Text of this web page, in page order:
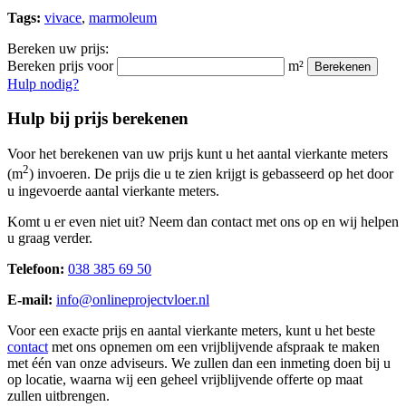
Tags: vivace, marmoleum
Bereken uw prijs:
Bereken prijs voor
m² Berekenen
Hulp nodig?
Hulp bij prijs berekenen
Voor het berekenen van uw prijs kunt u het aantal vierkante meters
(m2) invoeren. De prijs die u te zien krijgt is gebasseerd op het door
u ingevoerde aantal vierkante meters.
Komt u er even niet uit? Neem dan contact met ons op en wij helpen
u graag verder.
Telefoon: 038 385 69 50
E-mail: info@onlineprojectvloer.nl
Voor een exacte prijs en aantal vierkante meters, kunt u het beste
contact met ons opnemen om een vrijblijvende afspraak te maken
met één van onze adviseurs. We zullen dan een inmeting doen bij u
op locatie, waarna wij een geheel vrijblijvende offerte op maat
zullen uitbrengen.